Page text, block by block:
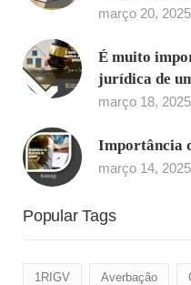
março 20, 2025
É muito
jurídica de
março 18, 2025
Importância
março 14, 2025
Popular Tags
1RIGV Averbação